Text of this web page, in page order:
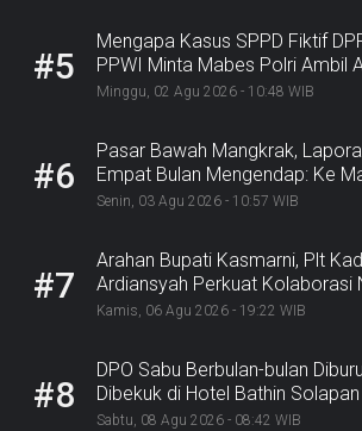
#5
Mengapa Kasus SPPD Fiktif
PPWI Minta Mabes Polri Ambil
Minggu, 02 Agu 2026 - 10:48 WIB
#6
Pasar Bawah Mangkrak,
Empat Bulan Mengendap: Ke
Inspektorat, dan Kejaksaan?
Senin, 03 Agu 2026 - 10:57 WIB
#7
Arahan Bupati Kasmarni, Plt
Ardiansyah Perkuat Kolaborasi
Sukseskan Ekraforia 2026 dan
Kamis, 06 Agu 2026 - 19:22 WIB
#8
DPO Sabu Berbulan-bulan
Dibekuk di Hotel Bathin Solapan
Sabtu, 08 Agu 2026 - 08:42 WIB